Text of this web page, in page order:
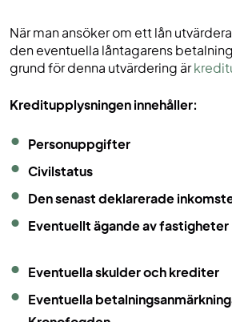
När man ansöker om ett lån
den eventuella låntagarens
grund för denna utvärdering är
Kreditupplysningen innehåller:
Personuppgifter
Civilstatus
Den senast deklarerade
Eventuellt ägande av fastigheter
Eventuella skulder och krediter
Eventuella